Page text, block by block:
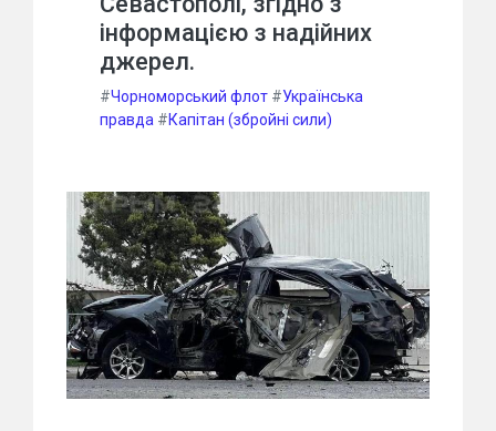
інформацією з надійних
джерел.
#Чорноморський флот #Українська
правда #Капітан (збройні сили)